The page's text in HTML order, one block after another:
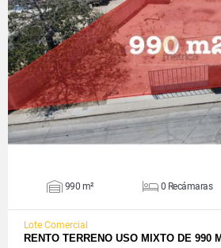
VER DETALLES
990 m² 0 Recámaras
Lote Comercial
RENTO TERRENO USO MIXTO DE 990